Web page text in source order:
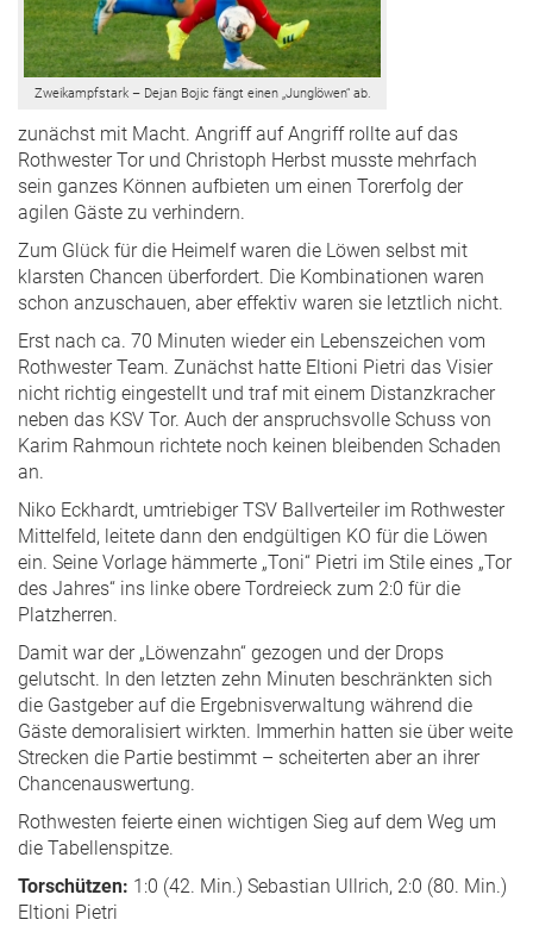
Zweikampfstark – Dejan Bojic fängt einen „Junglöwen“ ab.
zunächst mit Macht. Angriff auf Angriff rollte auf das
Rothwester Tor und Christoph Herbst musste mehrfach
sein ganzes Können aufbieten um einen Torerfolg der
agilen Gäste zu verhindern.
Zum Glück für die Heimelf waren die Löwen selbst mit
klarsten Chancen überfordert. Die Kombinationen waren
schon anzuschauen, aber effektiv waren sie letztlich nicht.
Erst nach ca. 70 Minuten wieder ein Lebenszeichen vom
Rothwester Team. Zunächst hatte Eltioni Pietri das Visier
nicht richtig eingestellt und traf mit einem Distanzkracher
neben das KSV Tor. Auch der anspruchsvolle Schuss von
Karim Rahmoun richtete noch keinen bleibenden Schaden
an.
Niko Eckhardt, umtriebiger TSV Ballverteiler im Rothwester
Mittelfeld, leitete dann den endgültigen KO für die Löwen
ein. Seine Vorlage hämmerte „Toni“ Pietri im Stile eines „Tor
des Jahres“ ins linke obere Tordreieck zum 2:0 für die
Platzherren.
Damit war der „Löwenzahn“ gezogen und der Drops
gelutscht. In den letzten zehn Minuten beschränkten sich
die Gastgeber auf die Ergebnisverwaltung während die
Gäste demoralisiert wirkten. Immerhin hatten sie über weite
Strecken die Partie bestimmt – scheiterten aber an ihrer
Chancenauswertung.
Rothwesten feierte einen wichtigen Sieg auf dem Weg um
die Tabellenspitze.
Torschützen: 1:0 (42. Min.) Sebastian Ullrich, 2:0 (80. Min.)
Eltioni Pietri